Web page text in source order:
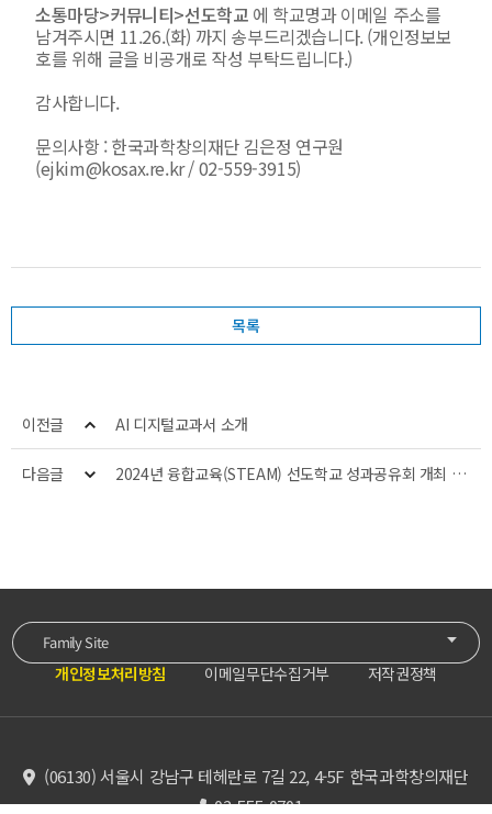
소통마당>커뮤니티>선도학교 에 학교명과 이메일 주소를
남겨주시면 11.26.(화) 까지 송부드리겠습니다. (개인정보보
호를 위해 글을 비공개로 작성 부탁드립니다.)
감사합니다.
문의사항 : 한국과학창의재단 김은정 연구원
(ejkim@kosax.re.kr / 02-559-3915)
목록
이전글 AI 디지털교과서 소개
다음글 2024년 융합교육(STEAM) 선도학교 성과공유회 개최 안내
개인정보처리방침 이메일무단수집거부 저작권정책
Family Site
(06130) 서울시 강남구 테헤란로 7길 22, 4-5F 한국과학창의재단
02-555-0701